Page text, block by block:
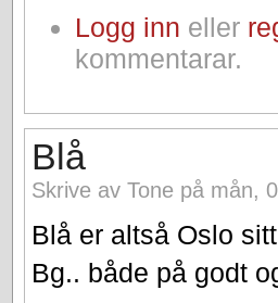
Logg inn eller
kommentarar.
Blå
Skrive av Tone på mån,
Blå er altså Oslo
Bg.. både på godt